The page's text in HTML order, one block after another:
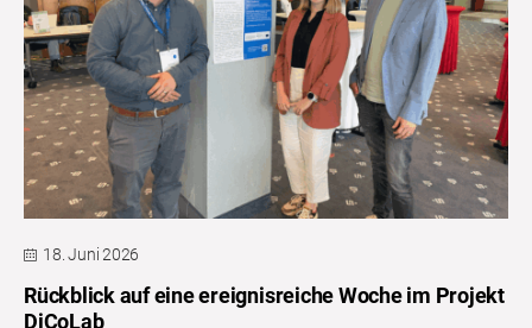
18. Juni 2026
Rückblick auf eine ereignisreiche Woche im Projekt
DiCoLab